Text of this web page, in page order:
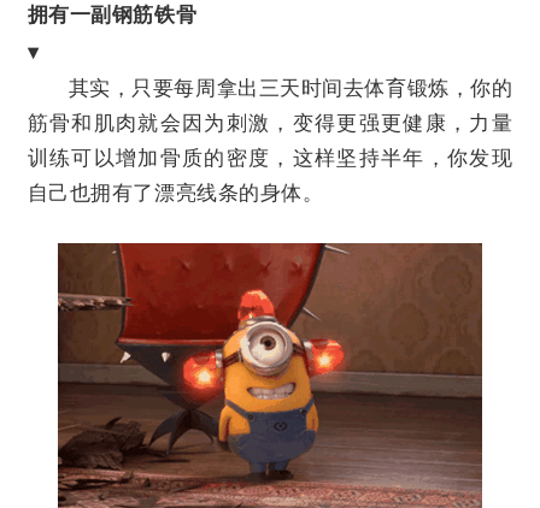
拥有一副钢筋铁骨
▾
其实，只要每周拿出三天时间去体育锻炼 ，你的
筋骨和肌肉就会因为刺激，变得更强更健康，力量
训练可以增加骨质的密度，这样坚持半年，你发现
自己也拥有了漂亮线条的身体。